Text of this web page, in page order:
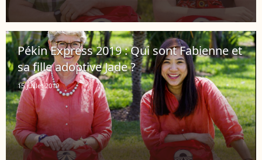
Pékin Express 2019 : Qui sont Fabienne et
sa fille adoptive Jade ?
15 juillet 2019